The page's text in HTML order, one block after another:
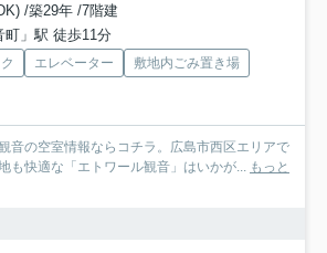
/築29年 /7階建
町」駅 徒歩11分
エレベーター
敷地内ごみ置き場
音の空室情報ならコチラ。広島市西区エリアで
も快適な「エトワール観音」はいかが... もっと